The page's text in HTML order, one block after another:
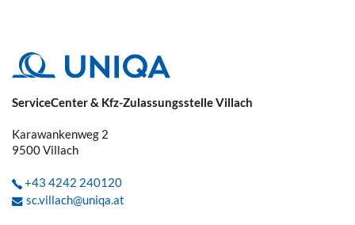
ServiceCenter & Kfz-Zulassungsstelle Villach
Karawankenweg 2
9500Villach
+43 4242 240120
sc.villach@uniqa.at